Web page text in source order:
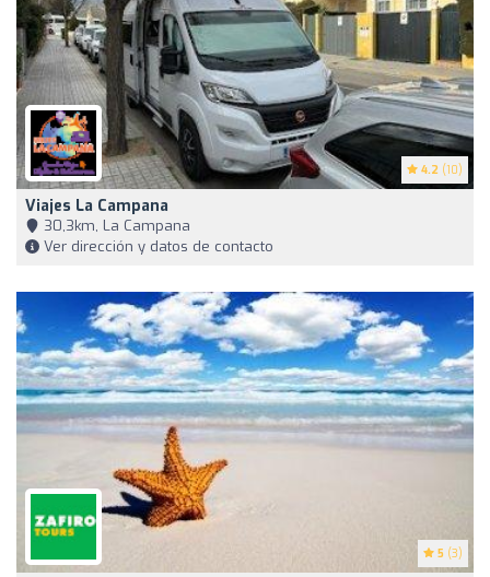
4.2 (10)
Viajes La Campana
30,3km, La Campana
Ver dirección y datos de contacto
5 (3)